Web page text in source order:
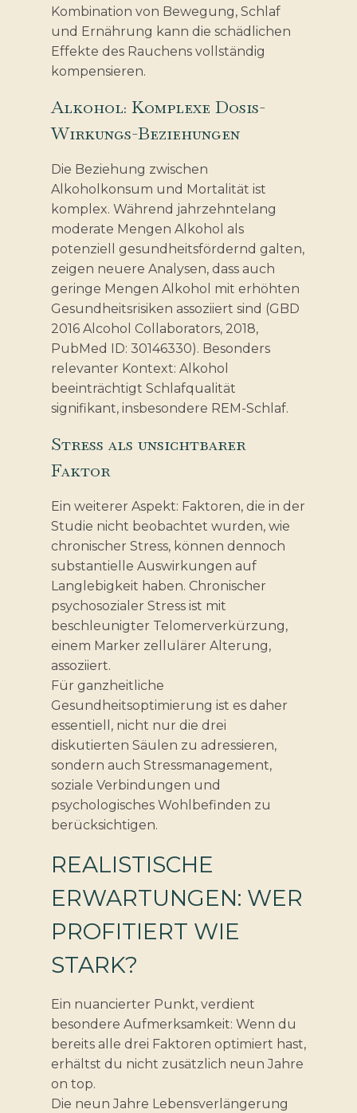
Kombination von Bewegung, Schlaf
und Ernährung kann die schädlichen
Effekte des Rauchens vollständig
kompensieren.
Alkohol: Komplexe Dosis-
Wirkungs-Beziehungen
Die Beziehung zwischen
Alkoholkonsum und Mortalität ist
komplex. Während jahrzehntelang
moderate Mengen Alkohol als
potenziell gesundheitsfördernd galten,
zeigen neuere Analysen, dass auch
geringe Mengen Alkohol mit erhöhten
Gesundheitsrisiken assoziiert sind (GBD
2016 Alcohol Collaborators, 2018,
PubMed ID: 30146330). Besonders
relevanter Kontext: Alkohol
beeinträchtigt Schlafqualität
signifikant, insbesondere REM-Schlaf.
Stress als unsichtbarer
Faktor
Ein weiterer Aspekt: Faktoren, die in der
Studie nicht beobachtet wurden, wie
chronischer Stress, können dennoch
substantielle Auswirkungen auf
Langlebigkeit haben. Chronischer
psychosozialer Stress ist mit
beschleunigter Telomerverkürzung,
einem Marker zellulärer Alterung,
assoziiert.
Für ganzheitliche
Gesundheitsoptimierung ist es daher
essentiell, nicht nur die drei
diskutierten Säulen zu adressieren,
sondern auch Stressmanagement,
soziale Verbindungen und
psychologisches Wohlbefinden zu
berücksichtigen.
REALISTISCHE
ERWARTUNGEN: WER
PROFITIERT WIE
STARK?
Ein nuancierter Punkt, verdient
besondere Aufmerksamkeit: Wenn du
bereits alle drei Faktoren optimiert hast,
erhältst du nicht zusätzlich neun Jahre
on top.
Die neun Jahre Lebensverlängerung